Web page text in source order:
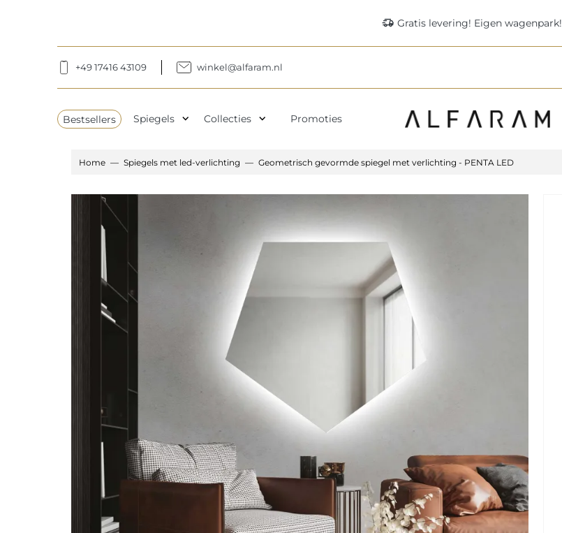
delivery_truck_speed Gratis levering! Eigen wagenpark!
+49 17416 43109 winkel@alfaram.nl
Bestsellers Spiegels expand_more Collecties expand_more Promoties
Home Spiegels met led-verlichting Geometrisch gevormde spiegel met verlichting - PENTA LED